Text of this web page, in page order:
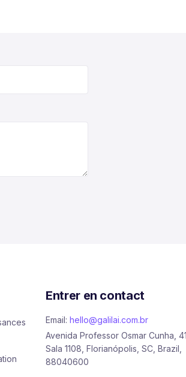
Entrer en contact
Email: hello@galilai.com.br
Avenida Professor Osmar Cunha,
Sala 1108, Florianópolis, SC, Brazil,
88040600